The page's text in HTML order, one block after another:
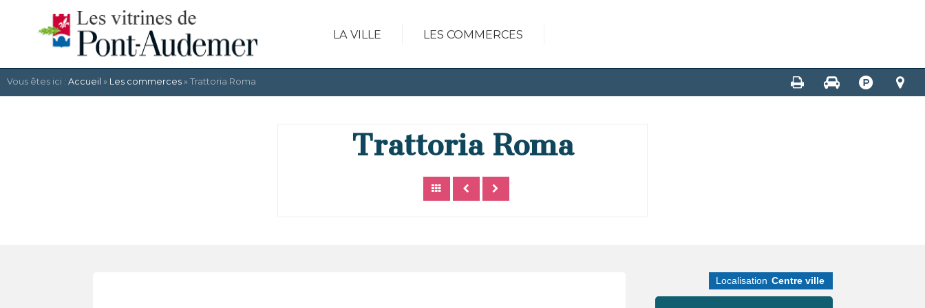
LA VILLE LES COMMERCES
Vous êtes ici : Accueil » Les commerces » Trattoria Roma
Trattoria Roma
Localisation Centre ville